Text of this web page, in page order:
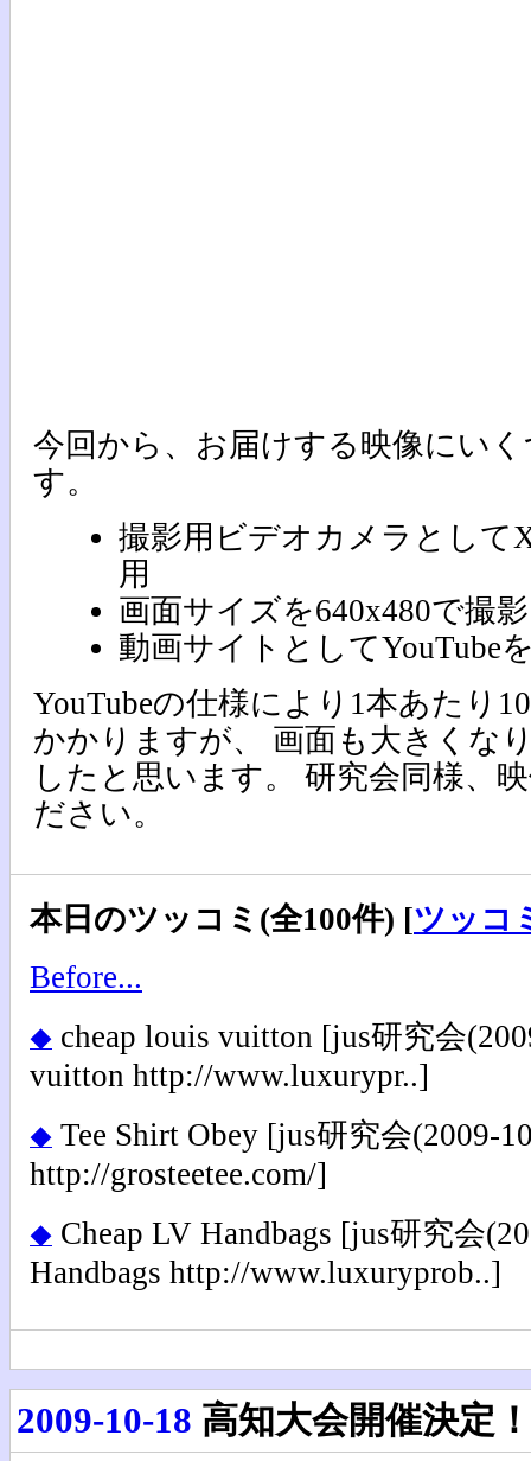
今回から、お届けする映像にい
す。
撮影用ビデオカメラとして
用
画面サイズを640x480で撮影
動画サイトとしてYouTube
YouTubeの仕様により1本あたり
かかりますが、 画面も大きくな
したと思います。 研究会同様、
ださい。
本日のツッコミ(全100件) [ツッコ
Before...
◆ cheap louis vuitton [jus研究会
vuitton http://www.luxurypr..]
◆ Tee Shirt Obey [jus研究会(2009-
http://grosteetee.com/]
◆ Cheap LV Handbags [jus研究会
Handbags http://www.luxuryprob..]
2009-10-18 高知大会開催決定！